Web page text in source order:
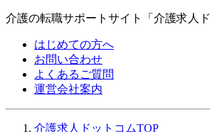
介護の転職サポートサイト「介護求人
はじめての方へ
お問い合わせ
よくあるご質問
運営会社案内
介護求人ドットコムTOP